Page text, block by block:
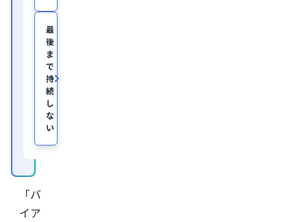
最
後
ま
で
持
続
し
な
い
「バ
イア